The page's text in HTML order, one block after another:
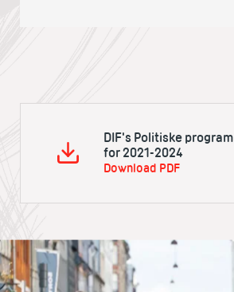
DIF's Politiske program
for 2021-2024
Download PDF